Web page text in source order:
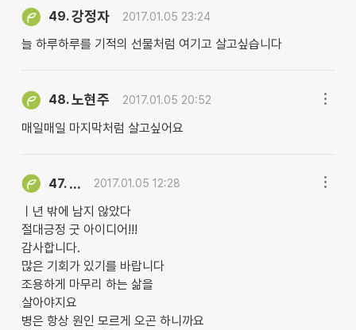
49.강정자 2017.01.05 23:24
늘 하루하루를 기적의 선물처럼 여기고 살고싶습니다
48.노현주 2017.01.05 20:52
매일매일 마지막처럼 살고싶어요
47. ... 2017.01.05 12:28
ㅣ년 밖에 남지 않았다
절대긍정 굿 아이디어!!!
감사합니다.
많은 기회가 있기를 바랍니다
조용하게 마무리 하는 삶을
살아야지요
병은 항상 원인 모르게 오곤 하니까요